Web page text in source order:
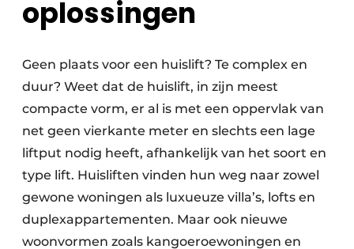
oplossingen
Geen plaats voor een huislift? Te complex en
duur? Weet dat de huislift, in zijn meest
compacte vorm, er al is met een oppervlak van
net geen vierkante meter en slechts een lage
liftput nodig heeft, afhankelijk van het soort en
type lift. Huisliften vinden hun weg naar zowel
gewone woningen als luxueuze villa’s, lofts en
duplexappartementen. Maar ook nieuwe
woonvormen zoals kangoeroewoningen en